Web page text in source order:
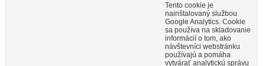
Tento cookie je
nainštalovaný službou
Google Analytics. Cookie
sa používa na skladovanie
informácií o tom, ako
návštevníci webstránku
používajú a pomáha
vytvárať analytickú správu